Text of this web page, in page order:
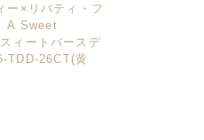
ー×リバティ・フ
A Sweet
ィートバースデ
TDD-26CT(黄